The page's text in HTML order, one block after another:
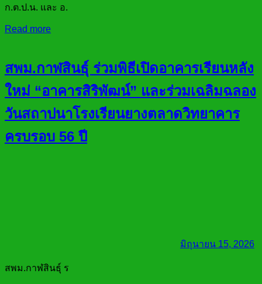
ก.ต.ป.น. และ อ.
Read more
สพม.กาฬสินธุ์ ร่วมพิธีเปิดอาคารเรียนหลัง
ใหม่ “อาคารสิริพัฒน์” และร่วมเฉลิมฉลอง
วันสถาปนาโรงเรียนยางตลาดวิทยาคาร
ครบรอบ 56 ปี
มิถุนายน 15, 2026
สพม.กาฬสินธุ์ ร